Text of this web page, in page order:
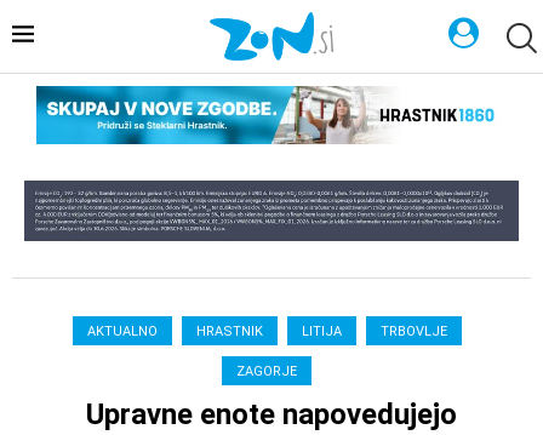
AKTUALNO HRASTNIK LITIJA TRBOVLJE
ZAGORJE
Upravne enote napovedujejo